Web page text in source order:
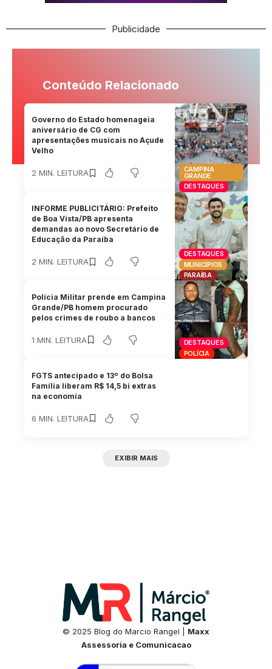
Publicidade
Conteúdo Relacionado
CAMPINA
GRANDE
DESTAQUES
Governo do Estado homenageia
aniversário de CG com
apresentações musicais no Açude
Velho
2 MIN. LEITURA
DESTAQUES
MUNICÍPIOS
PARAÍBA
INFORME PUBLICITÁRIO: Prefeito
de Boa Vista/PB apresenta
demandas ao novo Secretário de
Educação da Paraíba
2 MIN. LEITURA
DESTAQUES
POLÍCIA
Polícia Militar prende em Campina
Grande/PB homem procurado
pelos crimes de roubo a bancos
1 MIN. LEITURA
FGTS antecipado e 13º do Bolsa
Família liberam R$ 14,5 bi extras
na economia
6 MIN. LEITURA
EXIBIR MAIS
© 2025 Blog do Marcio Rangel | Maxx
Assessoria e Comunicacao